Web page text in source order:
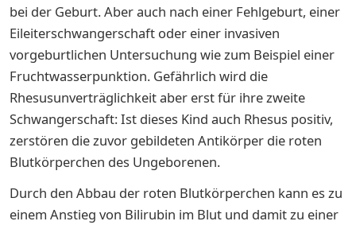
bei der Geburt. Aber auch nach einer Fehlgeburt, einer
Eileiterschwangerschaft oder einer invasiven
vorgeburtlichen Untersuchung wie zum Beispiel einer
Fruchtwasserpunktion. Gefährlich wird die
Rhesusunverträglichkeit aber erst für ihre zweite
Schwangerschaft: Ist dieses Kind auch Rhesus positiv,
zerstören die zuvor gebildeten Antikörper die roten
Blutkörperchen des Ungeborenen.
Durch den Abbau der roten Blutkörperchen kann es zu
einem Anstieg von Bilirubin im Blut und damit zu einer